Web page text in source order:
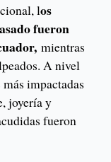
los
fueron
mientras
A nivel
impactadas
joyería y
fueron